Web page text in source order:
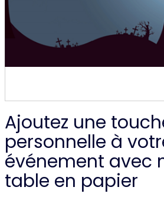
Ajoutez une
personnelle à
événement avec
table en papier